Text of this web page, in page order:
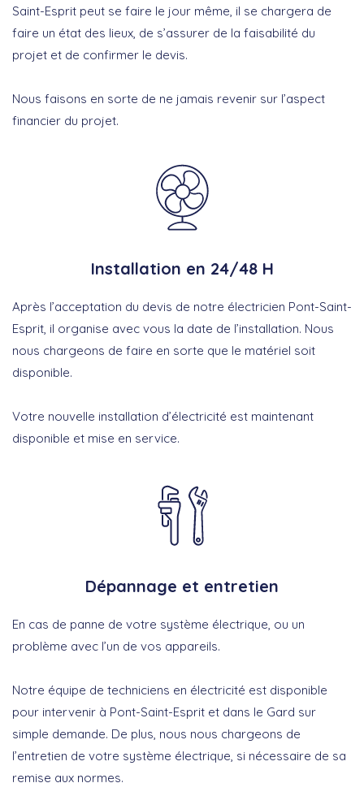
Saint-Esprit peut se faire le jour même, il se chargera de
faire un état des lieux, de s’assurer de la faisabilité du
projet et de confirmer le devis.
Nous faisons en sorte de ne jamais revenir sur l’aspect
financier du projet.
Installation en 24/48 H
Après l’acceptation du devis de notre électricien Pont-Saint-
Esprit, il organise avec vous la date de l’installation. Nous
nous chargeons de faire en sorte que le matériel soit
disponible.
Votre nouvelle installation d’électricité est maintenant
disponible et mise en service.
Dépannage et entretien
En cas de panne de votre système électrique, ou un
problème avec l’un de vos appareils.
Notre équipe de techniciens en électricité est disponible
pour intervenir à Pont-Saint-Esprit et dans le Gard sur
simple demande. De plus, nous nous chargeons de
l’entretien de votre système électrique, si nécessaire de sa
remise aux normes.